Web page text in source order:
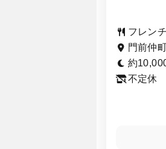
フレン
門前仲
約
不定休